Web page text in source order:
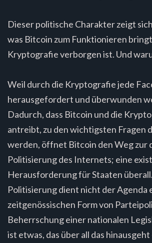
Dieser politische Charakter zeigt
was Bitcoin zum Funktionieren
Kryptografie verborgen ist. Und
Weil durch die Kryptografie jede
herausgefordert und überwunden
Dadurch, dass Bitcoin und die
antreibt, zu den wichtigsten Fragen
werden, öffnet Bitcoin den Weg zur
Politisierung des Internets; eine
Herausforderung für Staaten
Politisierung dient nicht der Agenda
zeitgenössischen Form von
Beherrschung einer nationalen
ist etwas, das über all das